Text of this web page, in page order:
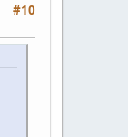
#10